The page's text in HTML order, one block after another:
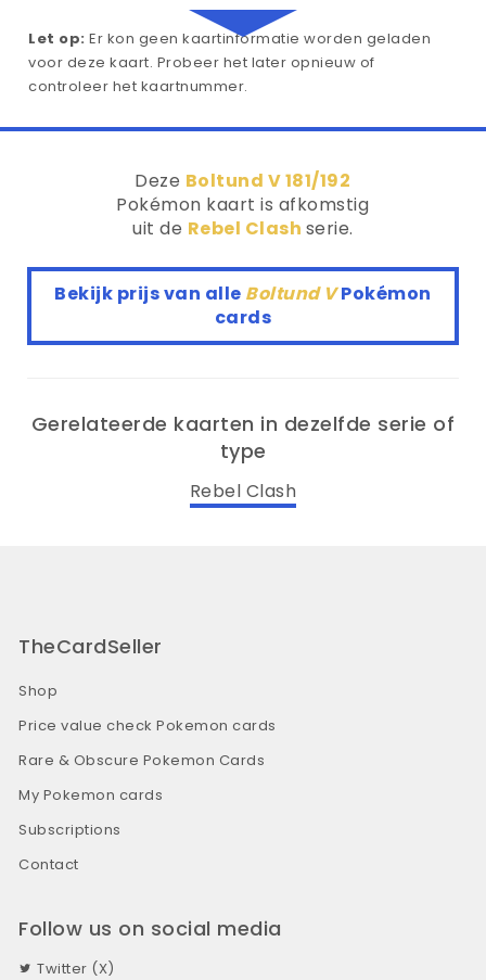
Let op: Er kon geen kaartinformatie worden geladen
voor deze kaart. Probeer het later opnieuw of
controleer het kaartnummer.
Deze Boltund V 181/192
Pokémon kaart is afkomstig
uit de Rebel Clash serie.
Bekijk prijs van alle Boltund VPokémon
cards
Gerelateerde kaarten in dezelfde serie of
type
Rebel Clash
TheCardSeller
Shop
Price value check Pokemon cards
Rare & Obscure Pokemon Cards
My Pokemon cards
Subscriptions
Contact
Follow us on social media
Twitter (X)